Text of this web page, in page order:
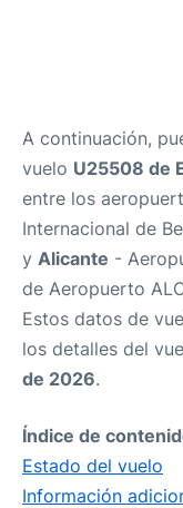
A continuación,
vuelo U25508 de
entre los
Internacional de
y Alicante -
de Aeropuerto
Estos datos de
los detalles del
de 2026.
Índice de
Estado del vuelo
Información